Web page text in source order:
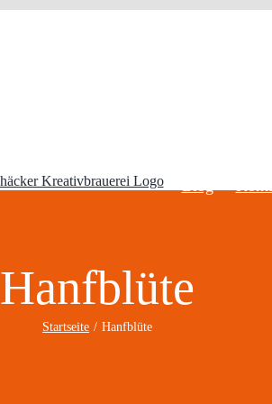
Blog
Hanfblüte
Startseite Hanfblüte